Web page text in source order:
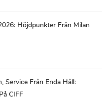
Höjdpunkter Från Milan
Service Från Enda Håll:
CIFF